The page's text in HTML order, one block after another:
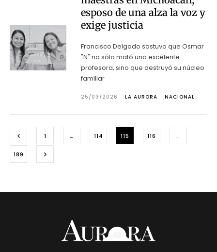
esposo de una alza la voz y
exige justicia
Francisco Delgado sostuvo que Osmar
"N" no sólo mató una excelente
profesora, sino que destruyó su núcleo
familiar
25/03/2026 LA AURORA NACIONAL
1 … 114 115 116 …
189